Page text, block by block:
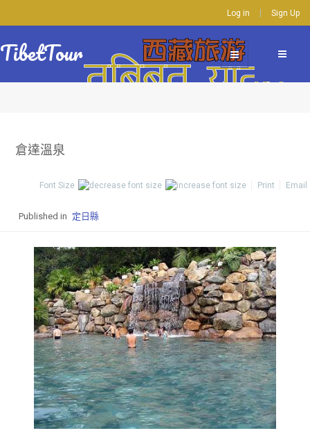
Log in Sign Up
TibetTour
倉達溫泉
Font Size Print Email
Published in 定日縣